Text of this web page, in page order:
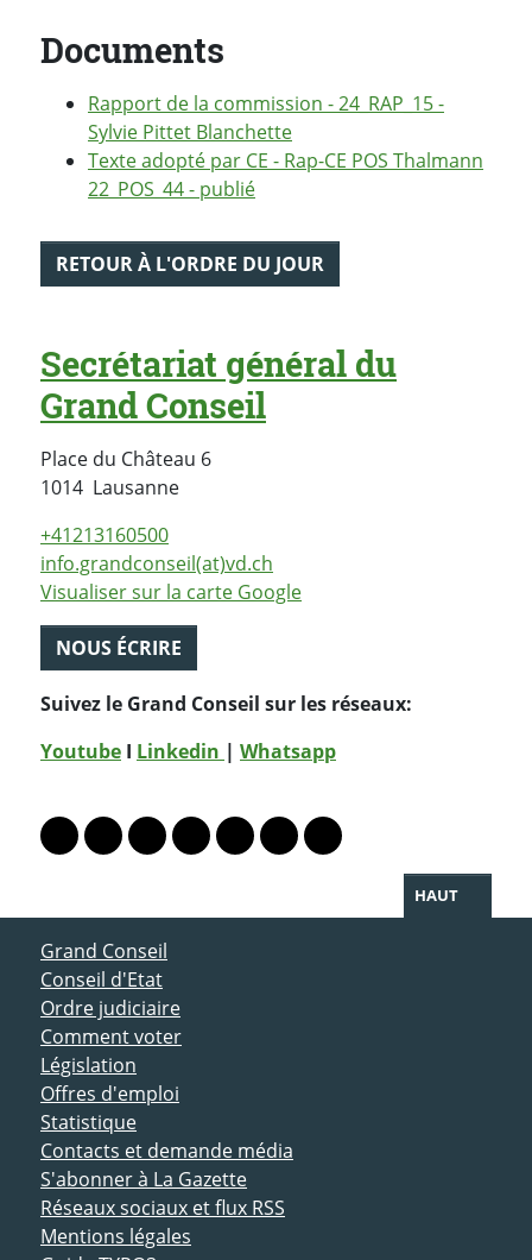
Documents
Rapport de la commission - 24_RAP_15 -
Sylvie Pittet Blanchette
Texte adopté par CE - Rap-CE POS Thalmann
22_POS_44 - publié
RETOUR À L'ORDRE DU JOUR
Secrétariat général du
Grand Conseil
Place du Château 6
1014 LausanneSuisse
+41213160500
info.grandconseil(at)vd.ch
Visualiser sur la carte Google
NOUS ÉCRIRE
Suivez le Grand Conseil sur les réseaux:
Youtube I Linkedin | Whatsapp
Lien vers le profil Mastodon
Lien vers le profil Bluesky
Lien vers le profil Instagram
Lien vers le profil Linkedin
Lien vers le profil Facebook
Lien vers le profil Twitter
Partager par WhatsApp
HAUT
ACCÈS DIRECT
Grand Conseil
Conseil d'Etat
Ordre judiciaire
Comment voter
Législation
Offres d'emploi
Statistique
Contacts et demande média
S'abonner à La Gazette
Réseaux sociaux et flux RSS
Mentions légales